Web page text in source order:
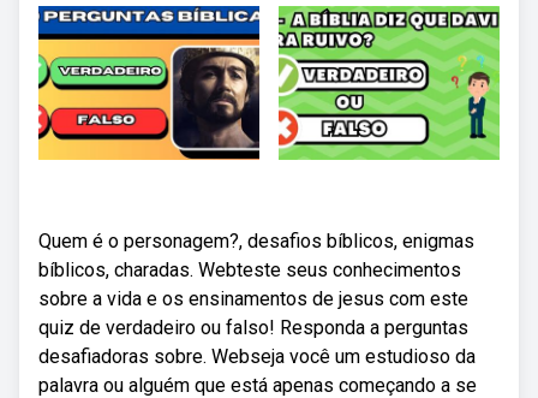
Quem é o personagem?, desafios bíblicos, enigmas
bíblicos, charadas. Webteste seus conhecimentos
sobre a vida e os ensinamentos de jesus com este
quiz de verdadeiro ou falso! Responda a perguntas
desafiadoras sobre. Webseja você um estudioso da
palavra ou alguém que está apenas começando a se